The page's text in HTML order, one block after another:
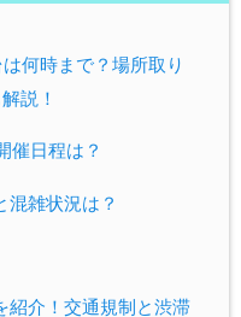
何時まで？場所取り
説！
催日程は？
混雑状況は？
紹介！交通規制と渋滞